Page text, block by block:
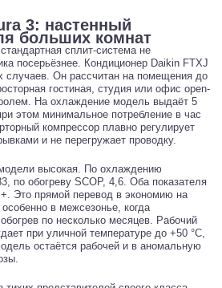
3: настенный
больших комнат
сплит-система не
посерьёзнее. Кондиционер Daikin FTXJ
случаев. Он рассчитан на помещения до
гостиная, студия или офис open-
На охлаждение модель выдаёт 5
этом минимальное потребление в час
компрессор плавно регулирует
и не перегружает проводку.
высокая. По охлаждению
по обогреву SCOP, 4,6. Оба показателя
Это прямой перевод в экономию на
в межсезонье, когда
по несколько месяцев. Рабочий
при уличной температуре до +50 °C,
остаётся рабочей и в аномальную